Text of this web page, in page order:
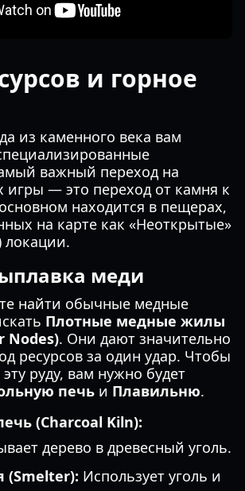
и горное
из каменного века вам
важный переход на
игры — это переход от камня к
находится в пещерах,
на карте как «Неоткрытые»
локации.
меди
найти обычные медные
Плотные медные жилы
Nodes). Они дают значительно
ресурсов за один удар. Чтобы
руду, вам нужно будет
печь и Плавильню.
(Charcoal Kiln):
дерево в древесный уголь.
(Smelter): Использует уголь и